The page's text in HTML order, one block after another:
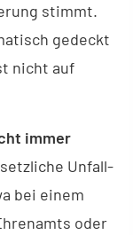
stimmt.
gedeckt
nicht auf
immer
Unfall­
bei einem
oder